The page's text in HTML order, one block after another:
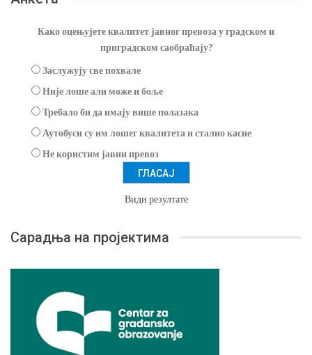
Како оцењујете квалитет јавног превоза у градском и
приградском саобраћају?
Заслужују све похвале
Није лоше али може и боље
Требало би да имају више полазака
Аутобуси су им лошег квалитета и стално касне
Не користим јавни превоз
Види резултате
Сарадња на пројектима